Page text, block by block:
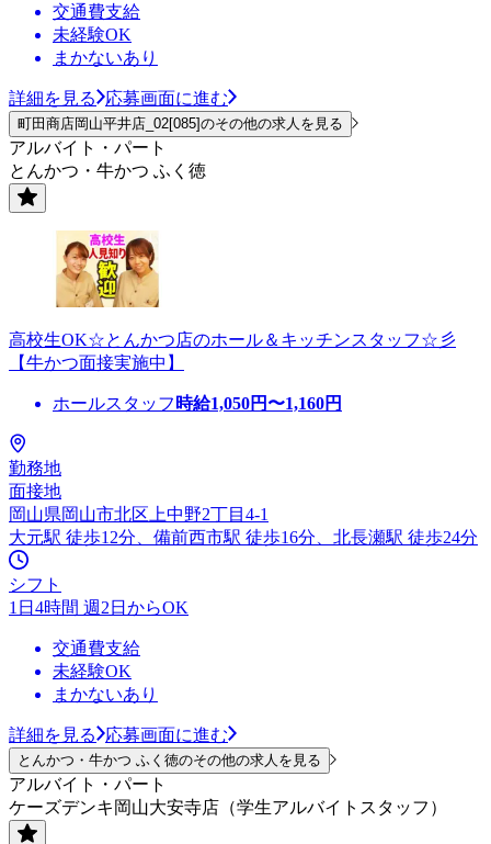
交通費支給
未経験OK
まかないあり
詳細を見る 応募画面に進む
町田商店岡山平井店_02[085]のその他の求人を見る
アルバイト・パート
とんかつ・牛かつ ふく徳
高校生OK☆とんかつ店のホール＆キッチンスタッフ☆彡
【牛かつ面接実施中】
ホールスタッフ 時給1,050円〜1,160円
勤務地
面接地
岡山県岡山市北区上中野2丁目4-1
大元駅 徒歩12分、備前西市駅 徒歩16分、北長瀬駅 徒歩24分
シフト
1日4時間 週2日からOK
交通費支給
未経験OK
まかないあり
詳細を見る 応募画面に進む
とんかつ・牛かつ ふく徳のその他の求人を見る
アルバイト・パート
ケーズデンキ岡山大安寺店（学生アルバイトスタッフ）